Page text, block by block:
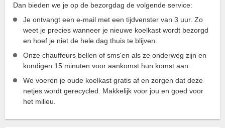
Dan bieden we je op de bezorgdag de volgende service:
Je ontvangt een e-mail met een tijdvenster van 3 uur. Zo
weet je precies wanneer je nieuwe koelkast wordt bezorgd
en hoef je niet de hele dag thuis te blijven.
Onze chauffeurs bellen of sms'en als ze onderweg zijn en
kondigen 15 minuten voor aankomst hun komst aan.
We voeren je oude koelkast gratis af en zorgen dat deze
netjes wordt gerecycled. Makkelijk voor jou en goed voor
het milieu.